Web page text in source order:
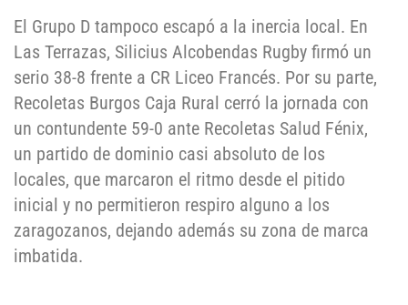
El Grupo D tampoco escapó a la inercia local. En
Las Terrazas, Silicius Alcobendas Rugby firmó un
serio 38-8 frente a CR Liceo Francés. Por su parte,
Recoletas Burgos Caja Rural cerró la jornada con
un contundente 59-0 ante Recoletas Salud Fénix,
un partido de dominio casi absoluto de los
locales, que marcaron el ritmo desde el pitido
inicial y no permitieron respiro alguno a los
zaragozanos, dejando además su zona de marca
imbatida.